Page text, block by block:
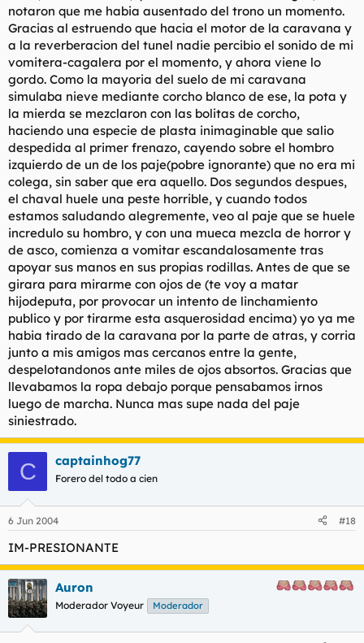
notaron que me habia ausentado del trono un momento.
Gracias al estruendo que hacia el motor de la caravana y
a la reverberacion del tunel nadie percibio el sonido de mi
vomitera-cagalera por el momento, y ahora viene lo
gordo. Como la mayoria del suelo de mi caravana
simulaba nieve mediante corcho blanco de ese, la pota y
la mierda se mezclaron con las bolitas de corcho,
haciendo una especie de plasta inimaginable que salio
despedida al primer frenazo, cayendo sobre el hombro
izquierdo de un de los paje(pobre ignorante) que no era mi
colega, sin saber que era aquello. Dos segundos despues,
el chaval huele una peste horrible, y cuando todos
estamos saludando alegremente, veo al paje que se huele
incredulo su hombro, y con una mueca mezcla de horror y
de asco, comienza a vomitar escandalosamente tras
apoyar sus manos en sus propias rodillas. Antes de que se
girara para mirarme con ojos de (te voy a matar
hijodeputa, por provocar un intento de linchamiento
publico y por tirarme esta asquerosidad encima) yo ya me
habia tirado de la caravana por la parte de atras, y corria
junto a mis amigos mas cercanos entre la gente,
despelotandonos ante miles de ojos absortos. Gracias que
llevabamos la ropa debajo porque pensabamos irnos
luego de marcha. Nunca mas supe nada del paje
siniestrado.
C captainhog77
Forero del todo a cien
6 Jun 2004 #18
IM-PRESIONANTE
Auron
Moderador Voyeur Moderador